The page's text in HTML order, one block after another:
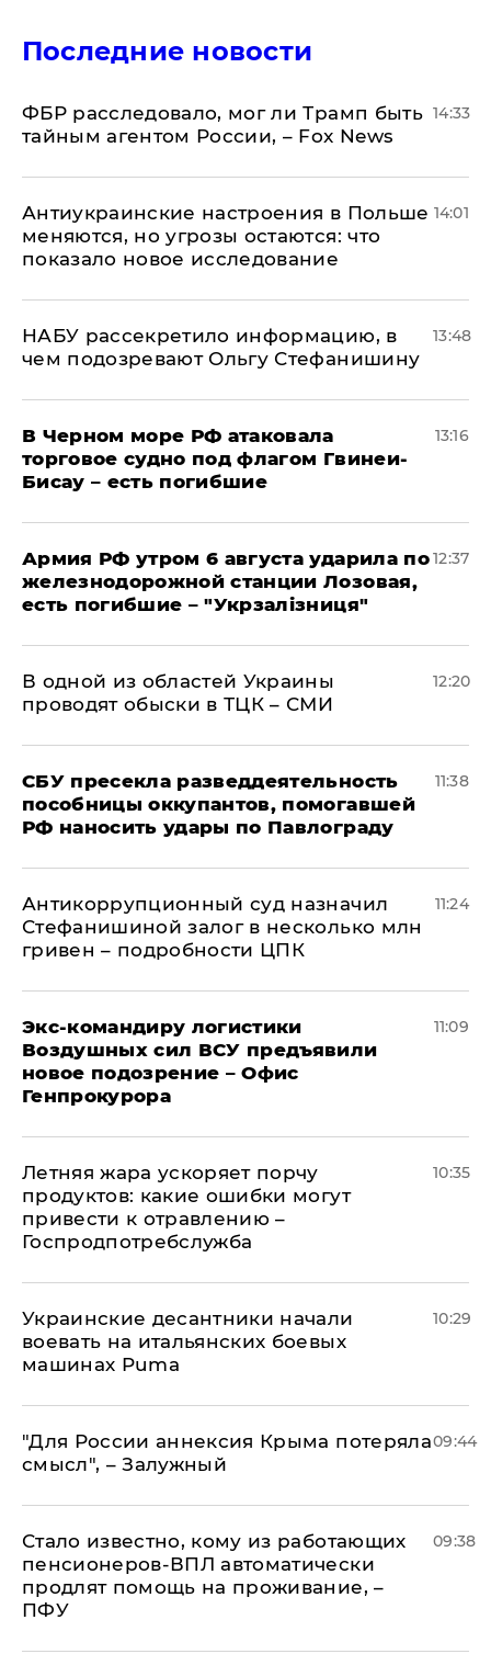
Последние новости
ФБР расследовало, мог ли Трамп быть
тайным агентом России, – Fox News
14:33
Антиукраинские настроения в Польше
меняются, но угрозы остаются: что
показало новое исследование
14:01
НАБУ рассекретило информацию, в
чем подозревают Ольгу Стефанишину
13:48
В Черном море РФ атаковала
торговое судно под флагом Гвинеи-
Бисау – есть погибшие
13:16
Армия РФ утром 6 августа ударила по
железнодорожной станции Лозовая,
есть погибшие – "Укрзалізниця"
12:37
В одной из областей Украины
проводят обыски в ТЦК – СМИ
12:20
СБУ пресекла разведдеятельность
пособницы оккупантов, помогавшей
РФ наносить удары по Павлограду
11:38
Антикоррупционный суд назначил
Стефанишиной залог в несколько млн
гривен – подробности ЦПК
11:24
Экс-командиру логистики
Воздушных сил ВСУ предъявили
новое подозрение – Офис
Генпрокурора
11:09
Летняя жара ускоряет порчу
продуктов: какие ошибки могут
привести к отравлению –
Госпродпотребслужба
10:35
Украинские десантники начали
воевать на итальянских боевых
машинах Puma
10:29
"Для России аннексия Крыма потеряла
смысл", – Залужный
09:44
Стало известно, кому из работающих
пенсионеров-ВПЛ автоматически
продлят помощь на проживание, –
ПФУ
09:38